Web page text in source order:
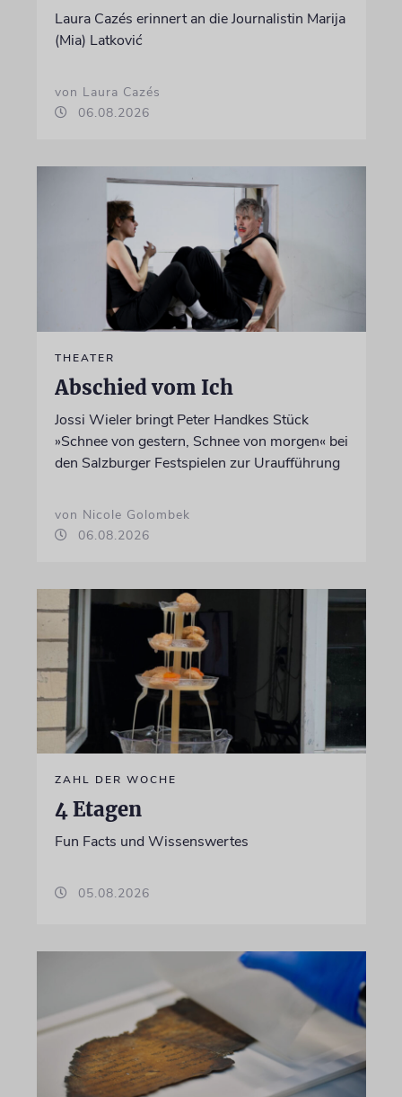
Laura Cazés erinnert an die Journalistin Marija
(Mia) Latković
von Laura Cazés
06.08.2026
THEATER
Abschied vom Ich
Jossi Wieler bringt Peter Handkes Stück
»Schnee von gestern, Schnee von morgen« bei
den Salzburger Festspielen zur Uraufführung
von Nicole Golombek
06.08.2026
ZAHL DER WOCHE
4 Etagen
Fun Facts und Wissenswertes
05.08.2026